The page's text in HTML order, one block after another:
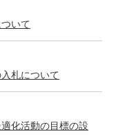
いて
札について
化活動の目標の設